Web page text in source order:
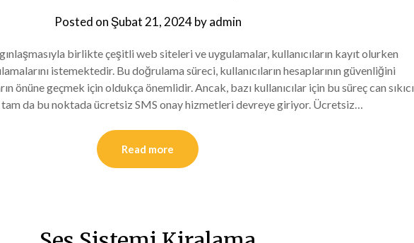
Posted on Şubat 21, 2024byadmin
birlikte çeşitli web siteleri ve uygulamalar, kullanıcıların kayıt olurken
istemektedir. Bu doğrulama süreci, kullanıcıların hesaplarının güvenliğini
önüne geçmek için oldukça önemlidir. Ancak, bazı kullanıcılar için bu süreç can sıkıcı
tam da bu noktada ücretsiz SMS onay hizmetleri devreye giriyor. Ücretsiz…
Read more